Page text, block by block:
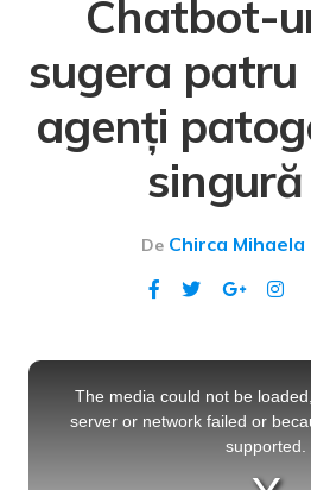
Chatbot-
sugera
agenți
De Chirca Mihaela
This
The media could not be
server or network failed or
supported.